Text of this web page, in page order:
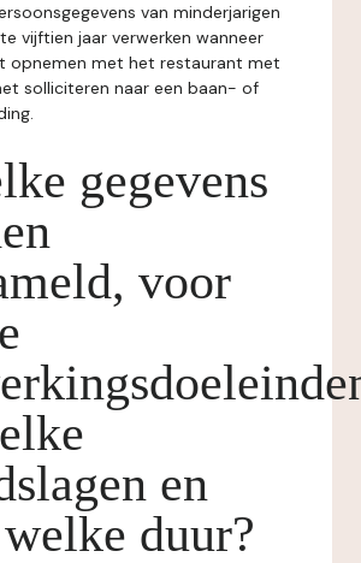
van minderjarigen
vijftien jaar verwerken wanneer
opnemen met het restaurant met
solliciteren naar een baan- of
gegevens
voor
en
duur?